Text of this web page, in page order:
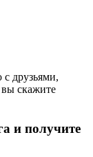
с друзьями,
скажите
и получите